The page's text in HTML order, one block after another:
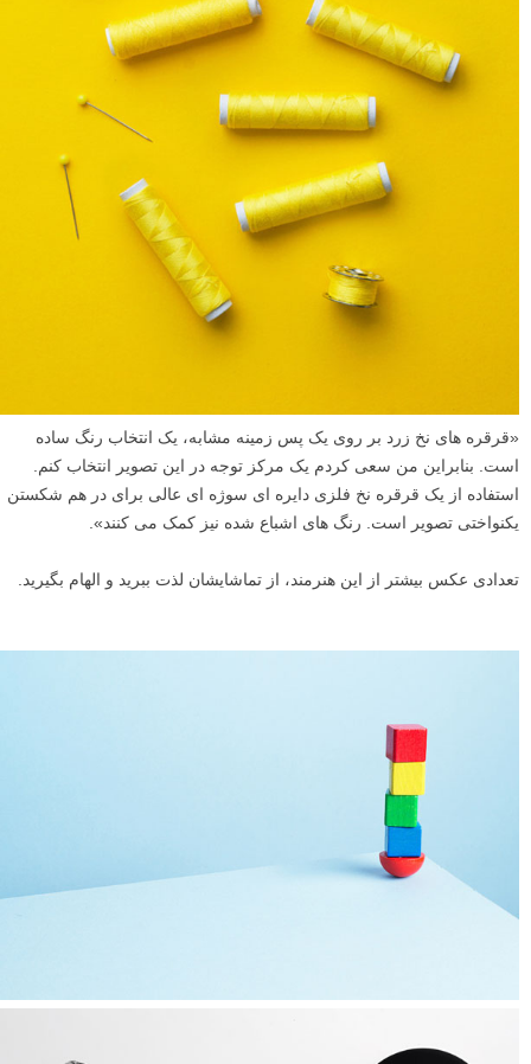
«قرقره های نخ زرد بر روی یک پس زمینه مشابه، یک انتخاب رنگ ساده
است. بنابراین من سعی کردم یک مرکز توجه در این تصویر انتخاب کنم.
استفاده از یک قرقره نخ فلزی دایره ای سوژه ای عالی برای در هم شکستن
یکنواختی تصویر است. رنگ های اشباع شده نیز کمک می کنند».
تعدادی عکس بیشتر از این هنرمند، از تماشایشان لذت ببرید و الهام بگیرید.